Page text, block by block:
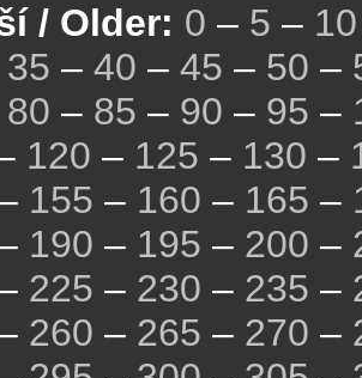
/ Older: 0 – 5 – 10
35 – 40 – 45 – 50 –
80 – 85 – 90 – 95 –
120 – 125 – 130 –
155 – 160 – 165 –
190 – 195 – 200 –
225 – 230 – 235 –
260 – 265 – 270 –